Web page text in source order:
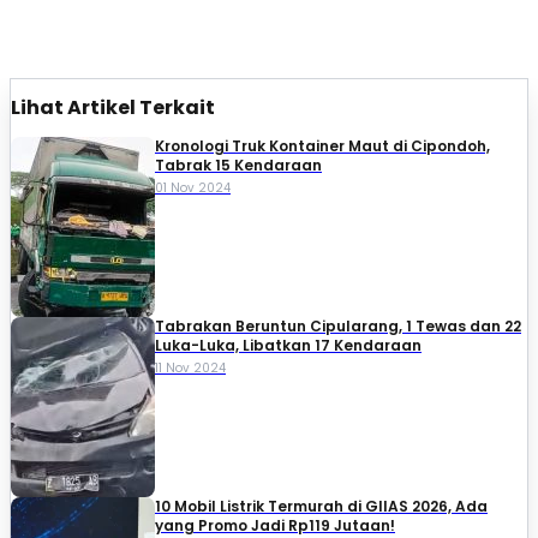
Lihat Artikel Terkait
Kronologi Truk Kontainer Maut di Cipondoh,
Tabrak 15 Kendaraan
01 Nov 2024
Tabrakan Beruntun Cipularang, 1 Tewas dan 22
Luka-Luka, Libatkan 17 Kendaraan
11 Nov 2024
10 Mobil Listrik Termurah di GIIAS 2026, Ada
yang Promo Jadi Rp119 Jutaan!